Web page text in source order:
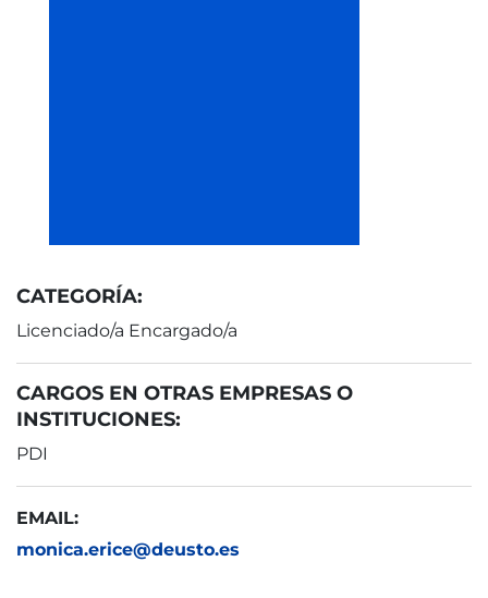
CATEGORÍA:
Licenciado/a Encargado/a
CARGOS EN OTRAS EMPRESAS O
INSTITUCIONES:
PDI
EMAIL:
monica.erice@deusto.es